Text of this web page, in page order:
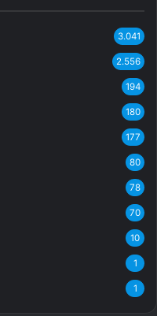
3.041
2.556
194
180
177
80
78
70
10
1
1